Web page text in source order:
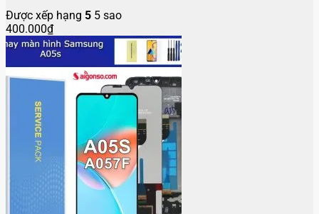
Được xếp hạng 5 5 sao
400.000₫